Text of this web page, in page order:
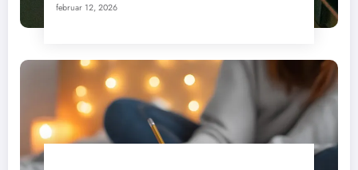
februar 12, 2026